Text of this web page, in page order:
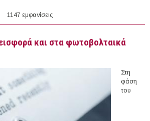
Αυξάνουν τις επενδύσεις στην έρευνα οι ευρωπαϊκές
1147 εμφανίσεις
και στα φωτοβολταικά
Στη
φάση
του